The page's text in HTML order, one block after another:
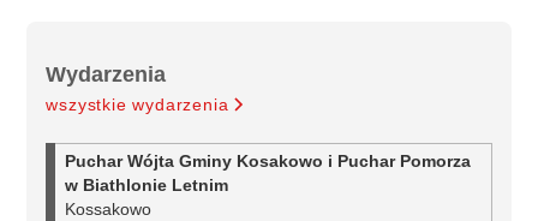
Wydarzenia
wszystkie wydarzenia
Puchar Wójta Gminy Kosakowo i Puchar Pomorza
w Biathlonie Letnim
Kossakowo